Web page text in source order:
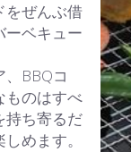
をぜんぶ借
ーベキュー
BBQコ
ものはすべ
持ち寄るだ
めます。